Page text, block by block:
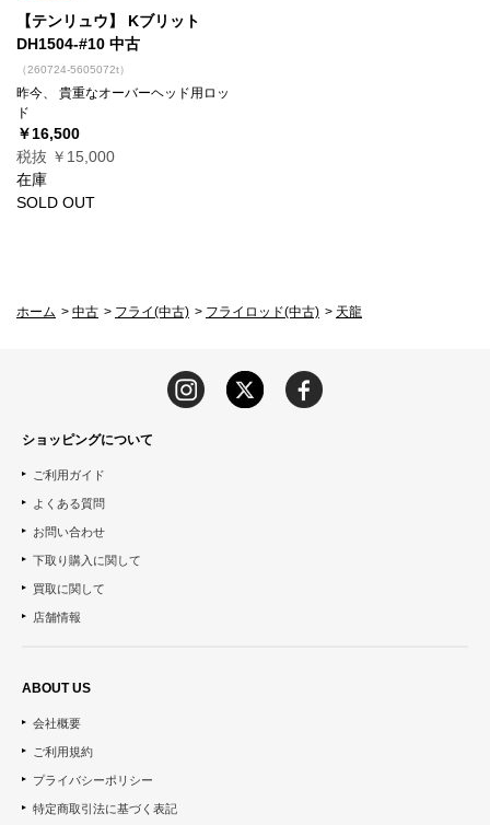
【テンリュウ】 Kブリット
DH1504-#10 中古
（260724-5605072t）
昨今、 貴重なオーバーヘッド用ロッ
ド
￥16,500
税抜 ￥15,000
在庫
SOLD OUT
ホーム > 中古 > フライ(中古) > フライロッド(中古) > 天龍
ショッピングについて
ご利用ガイド
よくある質問
お問い合わせ
下取り購入に関して
買取に関して
店舗情報
ABOUT US
会社概要
ご利用規約
プライバシーポリシー
特定商取引法に基づく表記